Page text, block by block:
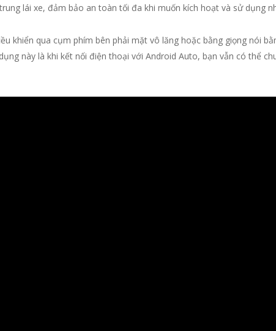
lái xe, đảm bảo an toàn tối đa khi muốn kích hoạt và sử dụng
khiển qua cụm phím bên phải mặt vô lăng hoặc bằng giọng nói
này là khi kết nối điện thoại với Android Auto, bạn vẫn có thể